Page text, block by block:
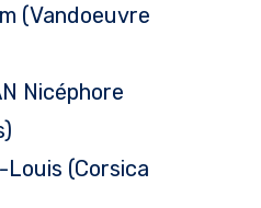
(Vandoeuvre
Nicéphore
Louis (Corsica